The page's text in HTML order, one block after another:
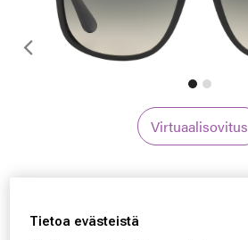
Edellinen
Virtuaalisovitus
Tietoa evästeistä